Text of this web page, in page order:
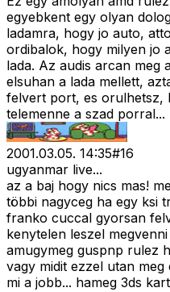
egyebkent egy olyan
ladamra, hogy jo auto,
ordibalok, hogy milyen jo
lada. Az audis arcan meg
elsuhan a lada mellett,
felvert port, es orulhetsz,
telemenne a szad porral...
2001.03.05. 14:35#16
ugyanmar live...
az a baj hogy nics mas!
többi nagyceg ha egy ksi
franko cuccal gyorsan
kenytelen leszel
amugymeg guspnp rulez
vagy midit ezzel utan
mi a jobb... hameg 3ds